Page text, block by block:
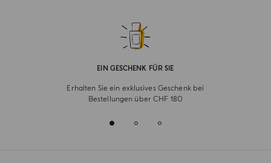
EIN GESCHENK FÜR SIE
Erhalten Sie ein exklusives Geschenk bei
Bestellungen über CHF 180